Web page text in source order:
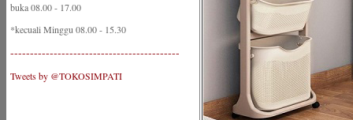
buka 08.00 - 17.00
*kecuali Minggu 08.00 - 15.30
-------------------------------------------
Tweets by @TOKOSIMPATI